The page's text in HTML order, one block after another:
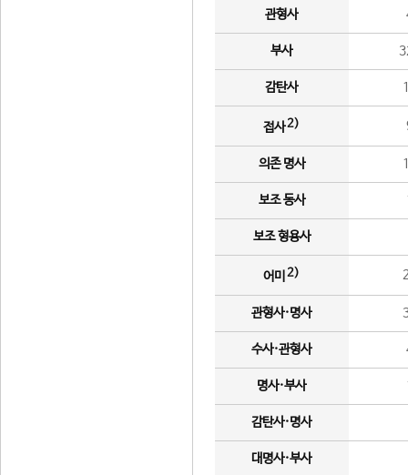
관형사
부사
감탄사
접사2)
의존 명사
보조 동사
보조 형용사
어미 2)
관형사·명사
수사·관형사
명사·부사
감탄사·명사
대명사·부사